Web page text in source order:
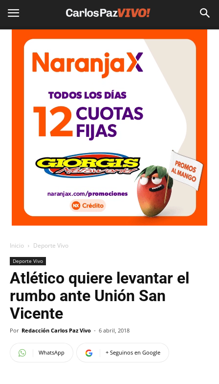
Inicio Deporte Vivo
Deporte Vivo
Atlético quiere levantar el
rumbo ante Unión San
Vicente
Por Redacción Carlos Paz Vivo - 6 abril, 2018
WhatsApp + Seguinos en Google